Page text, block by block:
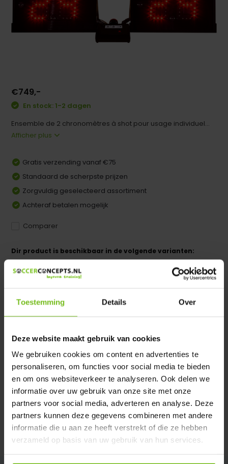
Toestemming Details Over
Deze website maakt gebruik van cookies
We gebruiken cookies om content en advertenties te
personaliseren, om functies voor social media te bieden
en om ons websiteverkeer te analyseren. Ook delen we
informatie over uw gebruik van onze site met onze
partners voor social media, adverteren en analyse. Deze
partners kunnen deze gegevens combineren met andere
informatie die u aan ze heeft verstrekt of die ze hebben
verzameld op basis van uw gebruik van hun services.
€749,-
En stock: 1-2 dagen
Ensemble de 2 chronomètres à shot pour usage individuel...
Afficher plus
Gratis verzending vanaf €75
Standaard de scherpste prijzen
Zorgvuldig geselecteerd assortiment
Achteraf betalen mogelijk
Comparer
Dir product is beschikbaar in de volgende varianten:
Heeft u een vraag over dit product ?
Verstuur email
Description du produit
Spécifications
Évaluations
Partager